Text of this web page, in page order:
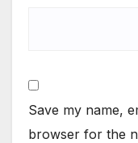
Save my name,
browser for the